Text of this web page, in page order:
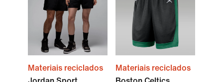
Materiais reciclados
Materiais reciclados